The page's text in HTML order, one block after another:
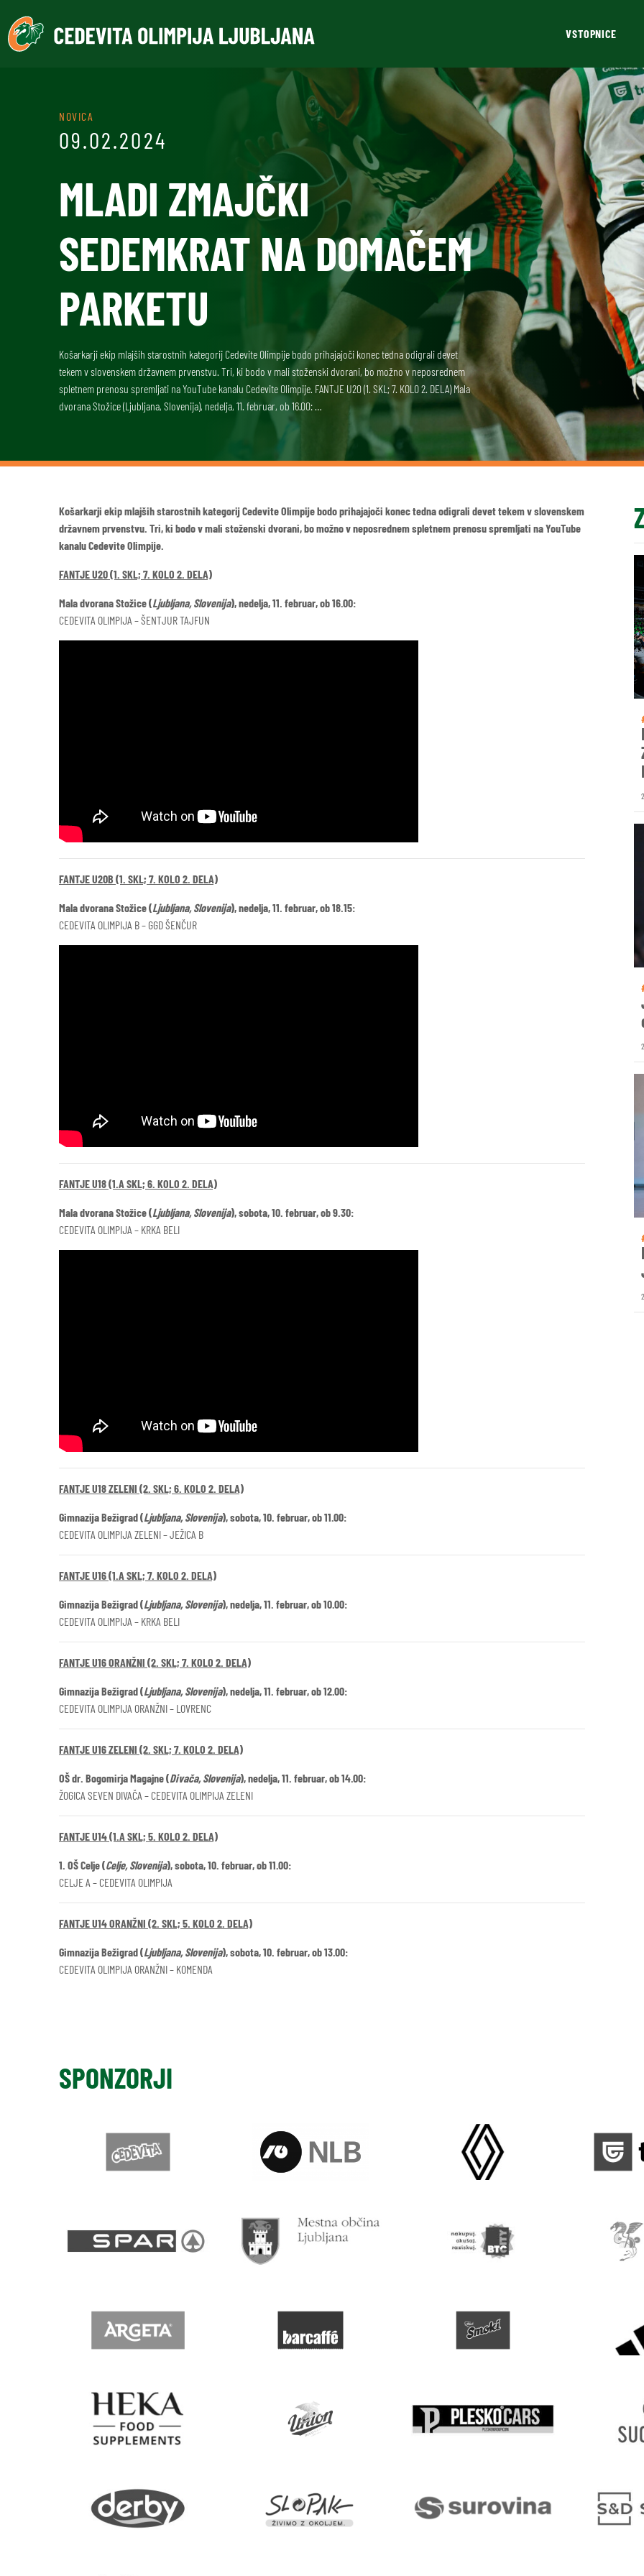
VSTOPNICE
NOVICA
09.02.2024
MLADI ZMAJČKI
SEDEMKRAT NA DOMAČEM
PARKETU
Košarkarji ekip mlajših starostnih kategorij Cedevite Olimpije bodo prihajajoči konec tedna odigrali devet
tekem v slovenskem državnem prvenstvu. Tri, ki bodo v mali stoženski dvorani, bo možno v neposrednem
spletnem prenosu spremljati na YouTube kanalu Cedevite Olimpije. FANTJE U20 (1. SKL; 7. KOLO 2. DELA) Mala
dvorana Stožice (Ljubljana, Slovenija), nedelja, 11. februar, ob 16.00: …
Košarkarji ekip mlajših starostnih kategorij Cedevite Olimpije bodo prihajajoči konec tedna odigrali devet tekem v slovenskem
državnem prvenstvu. Tri, ki bodo v mali stoženski dvorani, bo možno v neposrednem spletnem prenosu spremljati na YouTube
kanalu Cedevite Olimpije.
FANTJE U20 (1. SKL; 7. KOLO 2. DELA)
Mala dvorana Stožice (Ljubljana, Slovenija), nedelja, 11. februar, ob 16.00:
CEDEVITA OLIMPIJA – ŠENTJUR TAJFUN
FANTJE U20B (1. SKL; 7. KOLO 2. DELA)
Mala dvorana Stožice (Ljubljana, Slovenija), nedelja, 11. februar, ob 18.15:
CEDEVITA OLIMPIJA B – GGD ŠENČUR
FANTJE U18 (1.A SKL; 6. KOLO 2. DELA)
Mala dvorana Stožice (Ljubljana, Slovenija), sobota, 10. februar, ob 9.30:
CEDEVITA OLIMPIJA – KRKA BELI
FANTJE U18 ZELENI (2. SKL; 6. KOLO 2. DELA)
Gimnazija Bežigrad (Ljubljana, Slovenija), sobota, 10. februar, ob 11.00:
CEDEVITA OLIMPIJA ZELENI – JEŽICA B
FANTJE U16 (1.A SKL; 7. KOLO 2. DELA)
Gimnazija Bežigrad (Ljubljana, Slovenija), nedelja, 11. februar, ob 10.00:
CEDEVITA OLIMPIJA – KRKA BELI
FANTJE U16 ORANŽNI (2. SKL; 7. KOLO 2. DELA)
Gimnazija Bežigrad (Ljubljana, Slovenija), nedelja, 11. februar, ob 12.00:
CEDEVITA OLIMPIJA ORANŽNI – LOVRENC
FANTJE U16 ZELENI (2. SKL; 7. KOLO 2. DELA)
OŠ dr. Bogomirja Magajne (Divača, Slovenija), nedelja, 11. februar, ob 14.00:
ŽOGICA SEVEN DIVAČA – CEDEVITA OLIMPIJA ZELENI
FANTJE U14 (1.A SKL; 5. KOLO 2. DELA)
1. OŠ Celje (Celje, Slovenija), sobota, 10. februar, ob 11.00:
CELJE A – CEDEVITA OLIMPIJA
FANTJE U14 ORANŽNI (2. SKL; 5. KOLO 2. DELA)
Gimnazija Bežigrad (Ljubljana, Slovenija), sobota, 10. februar, ob 13.00:
CEDEVITA OLIMPIJA ORANŽNI – KOMENDA
SPONZORJI